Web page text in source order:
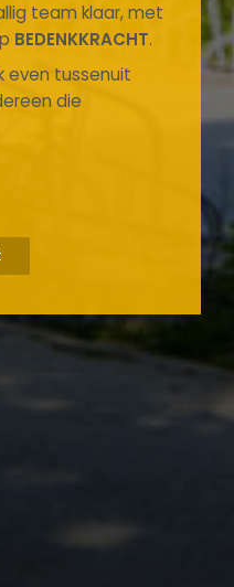
team klaar, met
BEDENKKRACHT.
even tussenuit
die